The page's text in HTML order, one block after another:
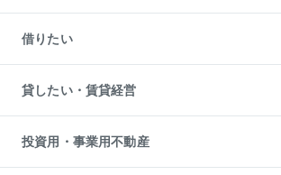
一戸建ての購入
中古一戸建ての購入
不動産購入の流れ
注目キーワード物件特集
購入ガイド
English 繁体中文簡体中文
一戸建ての売却・査定
土地の売却・査定
スピードAI査定
不動産査定について
不動産売却の流れ
不動産買換えの流れ
売却ガイド
借りたい
オフィス・店舗の賃貸
借りるときの流れ
借りるガイド
貸したい・賃貸経営
マンション賃料データ
賃貸管理プラン
リロケーションについて
投資用・事業用不動産